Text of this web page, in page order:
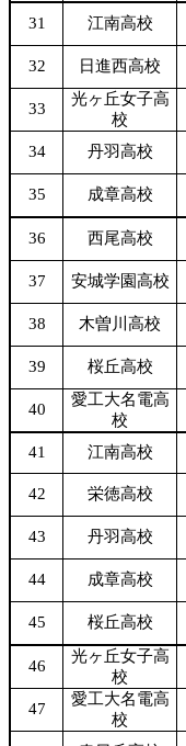
31
江南高校
32 日進西高校
33
光ヶ丘女子高
校
34 丹羽高校
35 成章高校
36
西尾高校
37 安城学園高校
38 木曽川高校
39 桜丘高校
40
愛工大名電高
校
41 江南高校
42 栄徳高校
43 丹羽高校
44
成章高校
45
桜丘高校
46
光ヶ丘女子高
校
47
愛工大名電高
校